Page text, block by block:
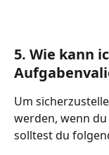
5. Wie kann
Um
werden, wenn
solltest du